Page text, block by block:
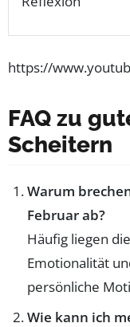
https://
FAQ zu
Scheitern
Warum
Februar ab?
Häufig liegen
Emotionalität
persönliche
Wie kann ich